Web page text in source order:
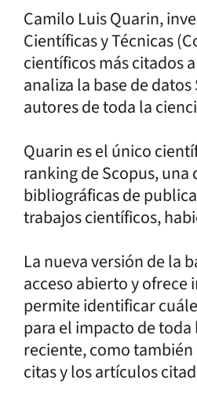
Camilo Luis Quarin,
Científicas y Técnicas
científicos más citados
analiza la base de
autores de toda la
Quarin es el único
ranking de Scopus, una
bibliográficas de
trabajos científicos,
La nueva versión de la
acceso abierto y ofrece
permite identificar
para el impacto de
reciente, como
citas y los artículos